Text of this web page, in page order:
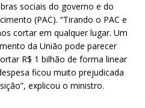
sociais do governo e do
(PAC). “Tirando o PAC e
cortar em qualquer lugar. Um
da União pode parecer
R$ 1 bilhão de forma linear
ficou muito prejudicada
explicou o ministro.